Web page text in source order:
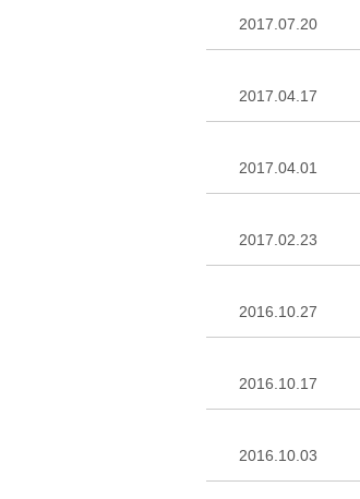
2017.07.20
2017.04.17
2017.04.01
2017.02.23
2016.10.27
2016.10.17
2016.10.03